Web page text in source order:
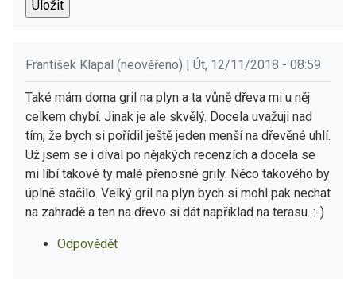
František Klapal (neověřeno) | Út, 12/11/2018 - 08:59
Také mám doma gril na plyn a ta vůně dřeva mi u něj
celkem chybí. Jinak je ale skvělý. Docela uvažuji nad
tím, že bych si pořídil ještě jeden menší na dřevěné uhlí.
Už jsem se i díval po nějakých recenzích a docela se
mi líbí takové ty malé přenosné grily. Něco takového by
úplně stačilo. Velký gril na plyn bych si mohl pak nechat
na zahradě a ten na dřevo si dát například na terasu. :-)
Odpovědět